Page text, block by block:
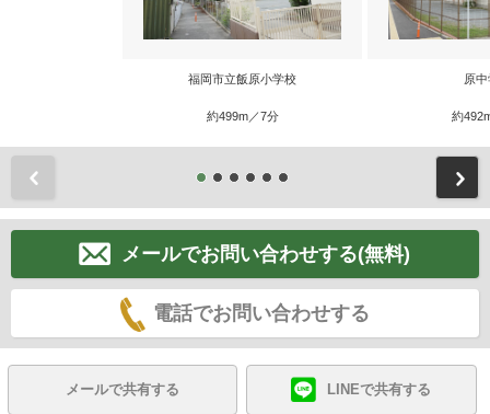
福岡市立飯原小学校
約499m／7分
原
約
メールでお問い合わせする(無料)
電話でお問い合わせする
メールで共有する LINEで共有する